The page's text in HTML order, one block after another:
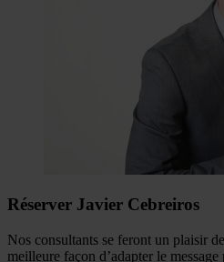
Réserver Javier Cebreiros
Nos consultants se feront un plaisir
meilleure façon d’adapter le